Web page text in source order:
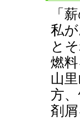
「
私
と
燃
山
方
剤